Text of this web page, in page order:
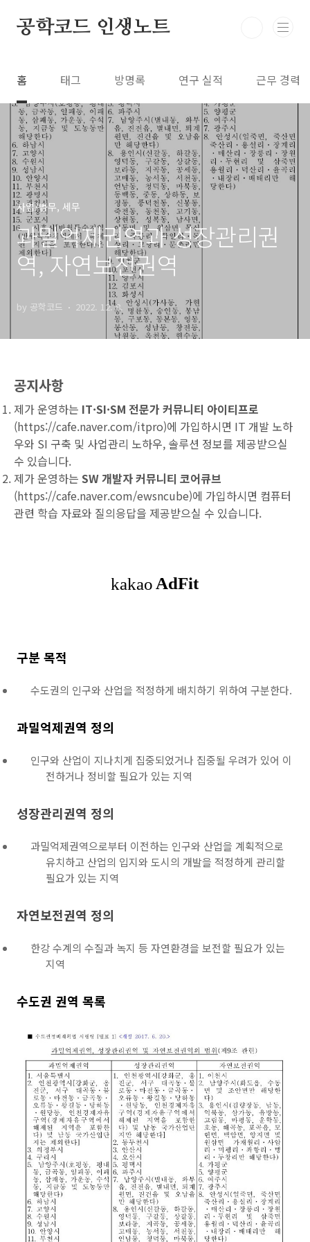
공학코드 인생노트
홈 태그 방명록 연구 실적 근무 경력
사업/법무, 세무
과밀억제권역과 성장관리권
역, 자연보전권역
by 공학코드 2022. 12. 8.
공지사항
제가 운영하는 IT·SI·SM 전문가 커뮤니티 아이티프로
(https://cafe.naver.com/itpro)에 가입하시면 IT 개발 노하
우와 SI 구축 및 사업관리 노하우, 솔루션 정보를 제공받으실
수 있습니다.
제가 운영하는 SW 개발자 커뮤니티 코어큐브
(https://cafe.naver.com/ewsncube)에 가입하시면 컴퓨터
관련 학습 자료와 질의응답을 제공받으실 수 있습니다.
구분 목적
수도권의 인구와 산업을 적정하게 배치하기 위하여 구분한다.
과밀억제권역 정의
인구와 산업이 지나치게 집중되었거나 집중될 우려가 있어 이
전하거나 정비할 필요가 있는 지역
성장관리권역 정의
과밀억제권역으로부터 이전하는 인구와 산업을 계획적으로
유치하고 산업의 입지와 도시의 개발을 적정하게 관리할
필요가 있는 지역
자연보전권역 정의
한강 수계의 수질과 녹지 등 자연환경을 보전할 필요가 있는
지역
수도권 권역 목록